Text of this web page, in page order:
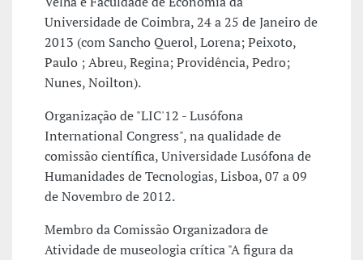
Universidade de Coimbra, 24 a 25 de Janeiro de
2013 (com Sancho Querol, Lorena; Peixoto,
Paulo ; Abreu, Regina; Providência, Pedro;
Nunes, Noilton).
Organização de "LIC'12 - Lusófona
International Congress", na qualidade de
comissão científica, Universidade Lusófona de
Humanidades de Tecnologias, Lisboa, 07 a 09
de Novembro de 2012.
Membro da Comissão Organizadora de
Atividade de museologia crítica "A figura da